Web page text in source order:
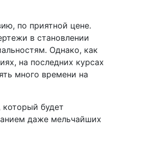
по приятной цене.
в становлении
Однако, как
на последних курсах
много времени на
который будет
даже мельчайших